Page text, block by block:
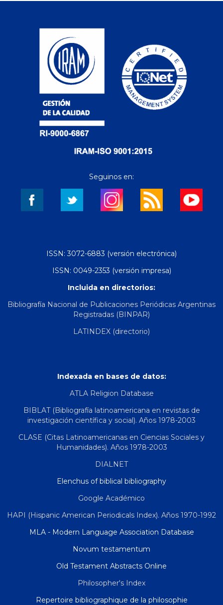
Seguinos en:
ISSN: 3072-6883 (versión electrónica)
ISSN: 0049-2353 (versión impresa)
Incluida en directorios:
Bibliografía Nacional de Publicaciones Periódicas Argentinas
Registradas (BINPAR)
LATINDEX (directorio)
Indexada en bases de datos:
ATLA Religion Database
BIBLAT (Bibliografía latinoamericana en revistas de
investigación científica y social). Años 1978-2003
CLASE (Citas Latinoamericanas en Ciencias Sociales y
Humanidades). Años 1978-2003
DIALNET
Elenchus of biblical bibliography
Google Académico
HAPI (Hispanic American Periodicals Index). Años 1970-1992
MLA - Modern Language Association Database
Novum testamentum
Old Testament Abstracts Online
Philosopher's Index
Repertoire bibliographique de la philosophie